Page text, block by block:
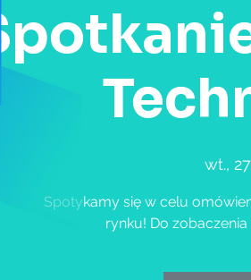
wt.,
Spotykamy się w celu
rynku! Do